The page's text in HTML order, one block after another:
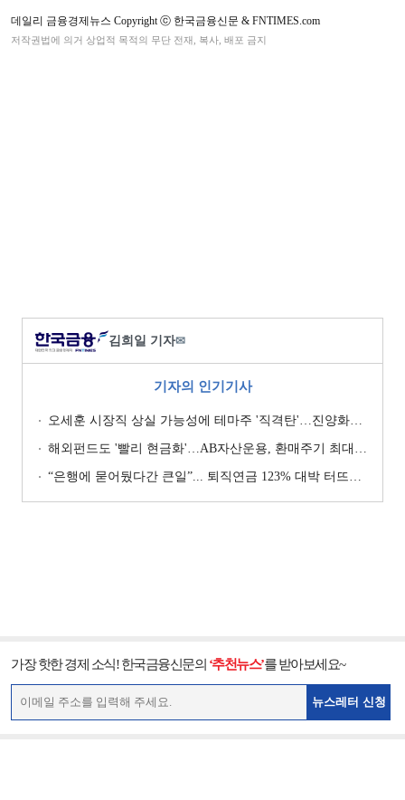
데일리 금융경제뉴스 Copyright ⓒ 한국금융신문 & FNTIMES.com
저작권법에 의거 상업적 목적의 무단 전재, 복사, 배포 금지
김희일 기자✉
기자의 인기기사
오세훈 시장직 상실 가능성에 테마주 '직격탄'…진양화학 하한가
해외펀드도 '빨리 현금화'…AB자산운용, 환매주기 최대 3일 단축
“은행에 묻어뒀다간 큰일”... 퇴직연금 123% 대박 터뜨린 곳 어디?
가장 핫한 경제 소식! 한국금융신문의 ‘추천뉴스’를 받아보세요~
뉴스레터 신청